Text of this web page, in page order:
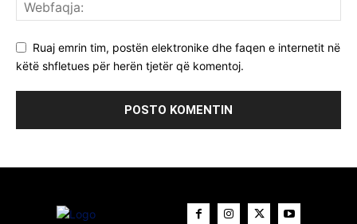
Ruaj emrin tim, postën elektronike dhe faqen e internetit në
këtë shfletues për herën tjetër që komentoj.